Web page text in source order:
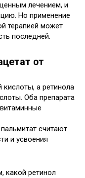
лечением, и
Но применение
терапией может
последней.
от
кислоты, а ретинола
Оба препарата
считают
и усвоения
какой ретинол